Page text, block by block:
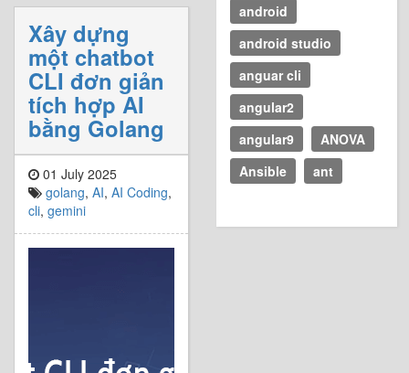
Xây dựng
một chatbot
CLI đơn giản
tích hợp AI
bằng Golang
01 July 2025
golang, AI, AI Coding,
cli, gemini
android
android studio
anguar cli
angular2
angular9
ANOVA
Ansible
ant